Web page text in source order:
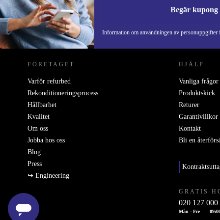
kroppsvård.
Trygghet och service
Minst 12 månaders garanti
30 dagars fri retur
– prova hemma, känn efter och återlämna
Välj Turmalin Locktång från Italian Design och
salongsfrisyr – samtidigt som du gör ett mer hållbart
dig själv och planeten.
Begär kupong
Information om användningen av personuppgifter
REFURBED SVERIGE - RETHINK NEW.
FÖRETAGET
Varför refurbed
Rekonditioneringsprocess
Hållbarhet
Kvalitet
Om oss
Jobba hos oss
Blog
Press
↪ Engineering
HJÄLP
Vanliga frågor
Produktskick
Returer
Garantivillkor
Kontakt
Bli en
GRATIS
020 127 000
Mån - Fre